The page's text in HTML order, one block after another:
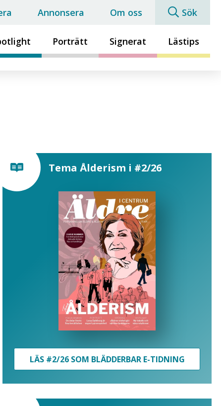
Porträtt Signerat Lästips
Annonsera Om oss Sök
Tema Ålderism i #2/26
LÄS #2/26 SOM BLÄDDERBAR E-TIDNING